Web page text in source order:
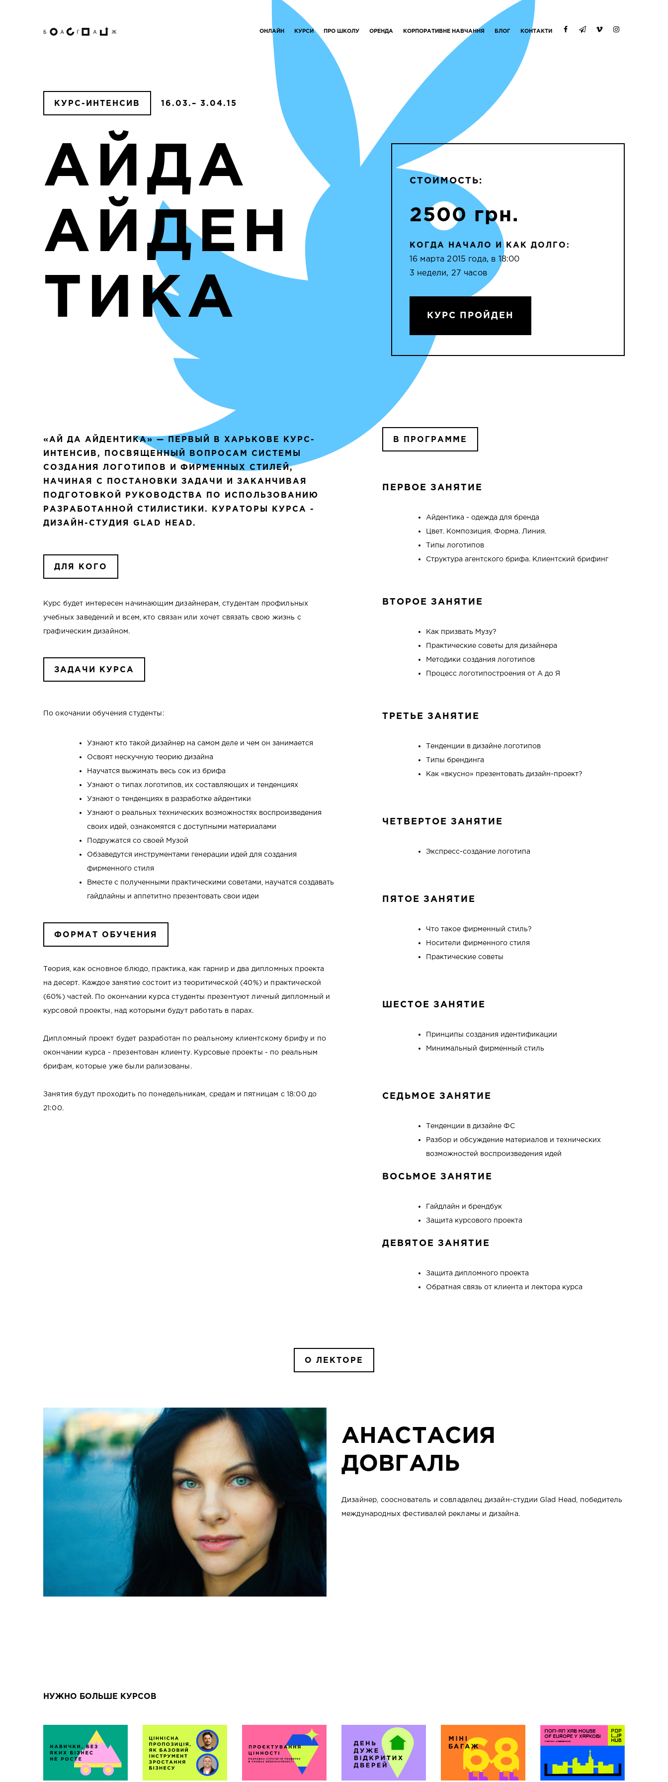
ОНЛАЙН КУРСИ ПРО ШКОЛУ ОРЕНДА КОРПОРАТИВНЕ НАВЧАННЯ БЛОГ КОНТАКТИ
КУРС-ИНТЕНСИВ 16.03.– 3.04.15
АЙДА
АЙДЕН
ТИКА
СТОИМОСТЬ:
2500 грн.
КОГДА НАЧАЛО И КАК ДОЛГО:
16 марта 2015 года, в 18:00
3 недели, 27 часов
КУРС ПРОЙДЕН
«АЙ ДА АЙДЕНТИКА» — ПЕРВЫЙ В ХАРЬКОВЕ КУРС-
ИНТЕНСИВ, ПОСВЯЩЕННЫЙ ВОПРОСАМ СИСТЕМЫ
СОЗДАНИЯ ЛОГОТИПОВ И ФИРМЕННЫХ СТИЛЕЙ,
НАЧИНАЯ С ПОСТАНОВКИ ЗАДАЧИ И ЗАКАНЧИВАЯ
ПОДГОТОВКОЙ РУКОВОДСТВА ПО ИСПОЛЬЗОВАНИЮ
РАЗРАБОТАННОЙ СТИЛИСТИКИ. КУРАТОРЫ КУРСА -
ДИЗАЙН-СТУДИЯ GLAD HEAD .
ДЛЯ КОГО
Курс будет интересен начинающим дизайнерам, студентам профильных
учебных заведений и всем, кто связан или хочет связать свою жизнь с
графическим дизайном.
ЗАДАЧИ КУРСА
По окочании обучения студенты:
Узнают кто такой дизайнер на самом деле и чем он занимается
Освоят нескучную теорию дизайна
Научатся выжимать весь сок из брифа
Узнают о типах логотипов, их составляющих и тенденциях
Узнают о тенденциях в разработке айдентики
Узнают о реальных технических возможностях воспроизведения
своих идей, ознакомятся с доступными материалами
Подружатся со своей Музой
Обзаведутся инструментами генерации идей для создания
фирменного стиля
Вместе с полученными практическими советами, научатся создавать
гайдлайны и аппетитно презентовать свои идеи
ФОРМАТ ОБУЧЕНИЯ
Теория, как основное блюдо, практика, как гарнир и два дипломных проекта
на десерт. Каждое занятие состоит из теоритической (40%) и практической
(60%) частей. По окончании курса студенты презентуют личный дипломный и
курсовой проекты, над которыми будут работать в парах.
Дипломный проект будет разработан по реальному клиентскому брифу и по
окончании курса - презентован клиенту. Курсовые проекты - по реальным
брифам, которые уже были рализованы.
Занятия будут проходить по понедельникам, средам и пятницам с 18:00 до
21:00.
В ПРОГРАММЕ
ПЕРВОЕ ЗАНЯТИЕ
Айдентика - одежда для бренда
Цвет. Композиция. Форма. Линия.
Типы логотипов
Структура агентского брифа. Клиентский брифинг
ВТОРОЕ ЗАНЯТИЕ
Как призвать Музу?
Практические советы для дизайнера
Методики создания логотипов
Процесс логотипостроения от А до Я
ТРЕТЬЕ ЗАНЯТИЕ
Тенденции в дизайне логотипов
Типы брендинга
Как «вкусно» презентовать дизайн-проект?
ЧЕТВЕРТОЕ ЗАНЯТИЕ
Экспресс-создание логотипа
ПЯТОЕ ЗАНЯТИЕ
Что такое фирменный стиль?
Носители фирменного стиля
Практические советы
ШЕСТОЕ ЗАНЯТИЕ
Принципы создания идентификации
Минимальный фирменный стиль
СЕДЬМОЕ ЗАНЯТИЕ
Тенденции в дизайне ФС
Разбор и обсуждение материалов и технических
возможностей воспроизведения идей
ВОСЬМОЕ ЗАНЯТИЕ
Гайдлайн и брендбук
Защита курсового проекта
ДЕВЯТОЕ ЗАНЯТИЕ
Защита дипломного проекта
Обратная связь от клиента и лектора курса
О ЛЕКТОРЕ
АНАСТАСИЯ
ДОВГАЛЬ
Дизайнер, сооснователь и совладелец дизайн-студии Glad Head, победитель
международных фестивалей рекламы и дизайна.
НУЖНО БОЛЬШЕ КУРСОВ